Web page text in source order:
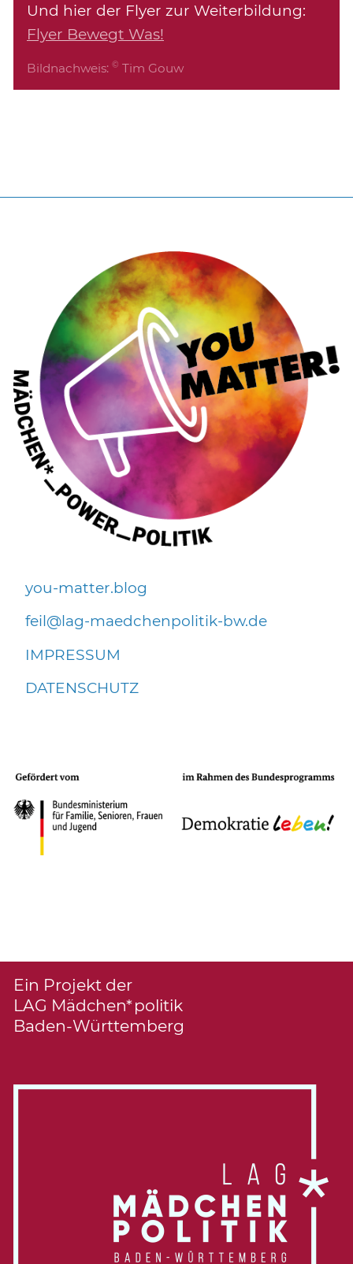
Und hier der Flyer zur Weiterbildung:
Flyer Bewegt Was!
Bildnachweis: © Tim Gouw
you-matter.blog
f
l l g-m dch np l t k-bw d
IMPRESSUM
DATENSCHUTZ
Ein Projekt der
LAG Mädchen*politik
Baden-Württemberg